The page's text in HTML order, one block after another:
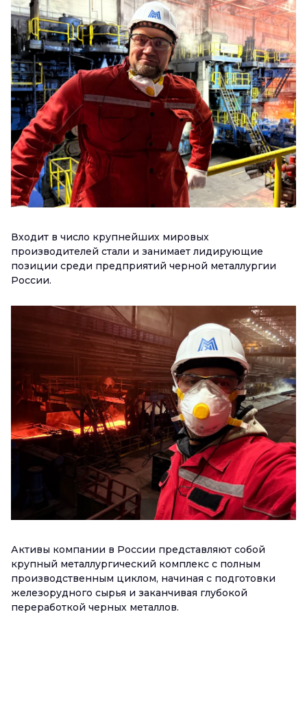
Входит в число крупнейших мировых
производителей стали и занимает лидирующие
позиции среди предприятий черной металлургии
России.
Активы компании в России представляют собой
крупный металлургический комплекс с полным
производственным циклом, начиная с подготовки
железорудного сырья и заканчивая глубокой
переработкой черных металлов.